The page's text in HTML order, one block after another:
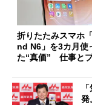
折りたたみスマホ
nd N6」を3カ月使
た“真価” 仕事と
発